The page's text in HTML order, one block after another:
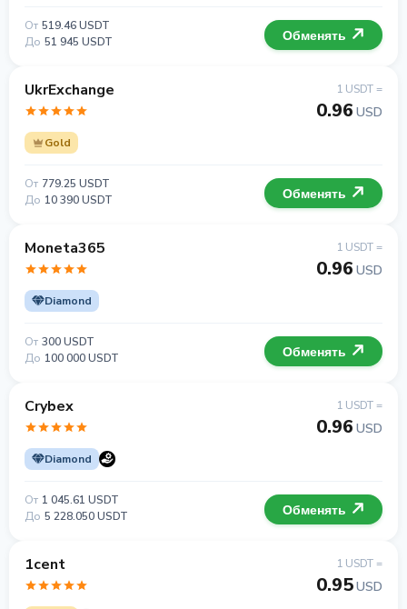
От 519.46 USDT
До 51 945 USDT Обменять
UkrExchange
Gold
1 USDT =
0.96 USD
От 779.25 USDT
До 10 390 USDT Обменять
Moneta365
Diamond
1 USDT =
0.96 USD
От 300 USDT
До 100 000 USDT Обменять
Crybex
Diamond
1 USDT =
0.96 USD
От 1 045.61 USDT
До 5 228.050 USDT Обменять
1cent 1 USDT =
0.95USD